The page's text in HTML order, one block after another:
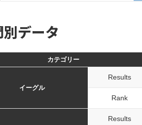
データ
カテゴリー
イーグル
Results
Rank
Results